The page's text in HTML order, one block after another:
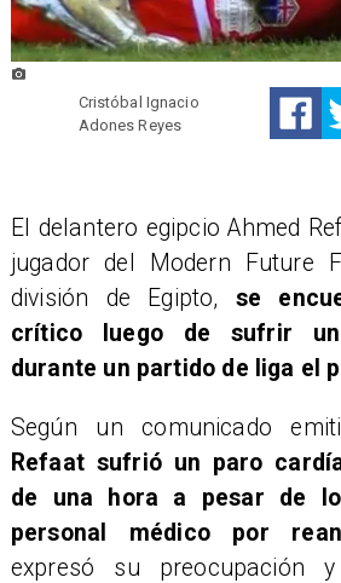
Cristóbal Ignacio
Adones Reyes
​El delantero egipcio Ahmed
jugador del Modern Future
división de Egipto, se
crítico luego de sufrir
durante un partido de liga el
Según un comunicado
Refaat sufrió un paro
de una hora a pesar de
personal médico por
expresó su preocupación